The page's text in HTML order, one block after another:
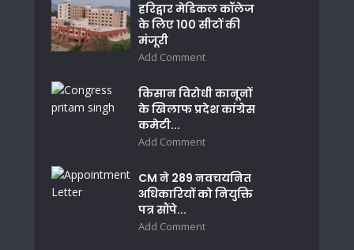
हरिद्वार मेडिकल कॉलेज
के लिए 100 सीटों की
मंजूरी
Add Comment
किसान विरोधी कानूनों
के खिलाफ प्रदेश कांग्रेस
कमेटी...
Add Comment
CM ने 289 नवचयनित
अधिकारियों को नियुक्ति
पत्र सौंपे...
Add Comment